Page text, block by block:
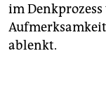
im
ablenkt.